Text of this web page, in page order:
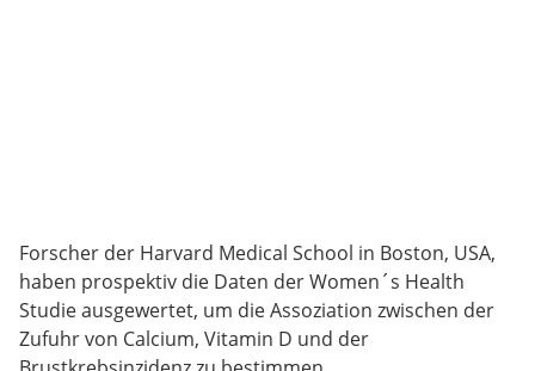
Forscher der Harvard Medical School in Boston, USA,
haben prospektiv die Daten der Women´s Health
Studie ausgewertet, um die Assoziation zwischen der
Zufuhr von Calcium, Vitamin D und der